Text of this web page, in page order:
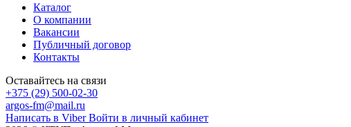
Каталог
О компании
Вакансии
Публичный договор
Контакты
Оставайтесь на связи
+375 (29) 500-02-30
argos-fm@mail.ru
Написать в Viber Войти в личный кабинет